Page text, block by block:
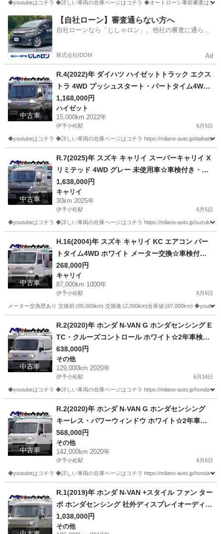
◆youtubeはコチラ ◆詳しい車両の在庫ページはコチラ ◆オートローン事前審査はコ
愛媛 西条市 伊予小松駅 その他 パートタイム
【自社ローン】審査通らない方へ
自社ローンなら「じしゃロン」。他社の審査に通らな
株式会社IDOM Ad
中古車
R.4(2022)年 ダイハツ ハイゼットトラック エクス
トラ 4WD プッシュスタート・パートタイム4WD
グリーン☆2年車検付き・整備渡・1年保証付☆
1,168,000円
ハイゼット
15,000km 2022年
伊予小松駅 6月5日
◆youtubeはコチラ ◆詳しい車両の在庫ページはコチラ https://milano-auto.jp/
伊予小松駅 ハイゼット
中古車
R.7(2025)年 スズキ キャリイ スーパーキャリイ X
リミテッド 4WD グレー 未使用車☆車検付き・デ
ィーラー新車保証継承可☆
1,638,000円
キャリイ
30km 2025年
伊予小松駅 6月5日
◆youtubeはコチラ ◆詳しい車両の在庫ページはコチラ https://milano-auto.jp/suzuki-
キャリイ
中古車
H.16(2004)年 スズキ キャリイ KC エアコン パー
トタイム4WD ホワイト メーター交換☆車検付
き・整備渡・1年保証付☆
268,000円
キャリイ
87,000km 1000年
伊予小松駅 6月6日
メーター交換歴あり 交換前:(85,000km) 交換後:(2,000km)合算値:(87,000km)
伊予小松駅 キャリイ
中古車
R.2(2020)年 ホンダ N-VAN G ホンダセンシング E
TC・クルーズコントロール ホワイト☆2年車検付
き・整備渡・1年保証付☆129,000km
638,000円
その他
129,000km 2020年
伊予小松駅 6月16日
◆youtubeはコチラ ◆詳しい車両の在庫ページはコチラ https://milano-auto.jp/honda-n-
伊予小松駅 その他
中古車
R.2(2020)年 ホンダ N-VAN G ホンダセンシング
キーレス・パワーウィンドウ ホワイト☆2年車検
付き・整備渡・1年保証付☆
568,000円
その他
142,000km 2020年
伊予小松駅 6月6日
◆youtubeはコチラ ◆詳しい車両の在庫ページはコチラ https://milano-auto.jp/honda-n-
伊予小松駅 その他
R.1(2019)年 ホンダ N-VAN +スタイル ファン ター
ボ ホンダセンシング 社外ディスプレイオーディ
オ・ドラレコ グリーン☆2年車検付き・整備渡・1
年保証付☆
1,038,000円
その他